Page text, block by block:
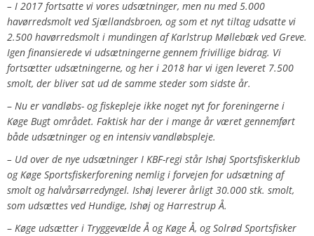
– I 2017 fortsatte vi vores udsætninger, men nu med 5.000
havørredsmolt ved Sjællandsbroen, og som et nyt tiltag udsatte vi
2.500 havørredsmolt i mundingen af Karlstrup Møllebæk ved Greve.
Igen finansierede vi udsætningerne gennem frivillige bidrag. Vi
fortsætter udsætningerne, og her i 2018 har vi igen leveret 7.500
smolt, der bliver sat ud de samme steder som sidste år.
– Nu er vandløbs- og fiskepleje ikke noget nyt for foreningerne i
Køge Bugt området. Faktisk har der i mange år været gennemført
både udsætninger og en intensiv vandløbspleje.
– Ud over de nye udsætninger I KBF-regi står Ishøj Sportsfiskerklub
og Køge Sportsfiskerforening nemlig i forvejen for udsætning af
smolt og halvårsørredyngel. Ishøj leverer årligt 30.000 stk. smolt,
som udsættes ved Hundige, Ishøj og Harrestrup Å.
– Køge udsætter i Tryggevælde Å og Køge Å, og Solrød Sportsfisker